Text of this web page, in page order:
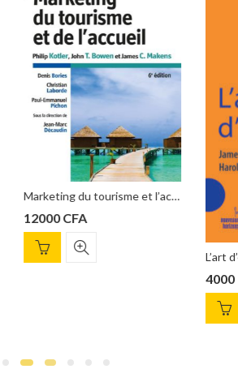
Marketing du tourisme et l’accueil Philip Kotler, John T.Bowen